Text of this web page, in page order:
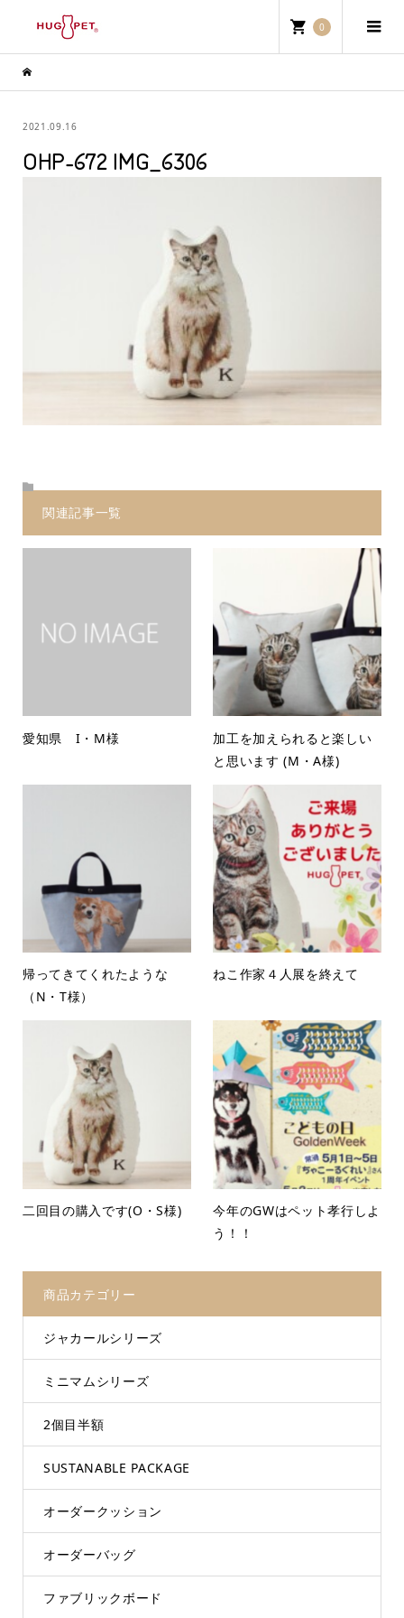
0
2021.09.16
OHP-672 IMG_6306
関連記事一覧
愛知県 I・M様
加工を加えられると楽しい
と思います (M・A様)
帰ってきてくれたような
（N・T様）
ねこ作家４人展を終えて
二回目の購入です(O・S様)
今年のGWはペット孝行しよ
う！！
商品カテゴリー
ジャカールシリーズ
ミニマムシリーズ
2個目半額
SUSTANABLE PACKAGE
オーダークッション
オーダーバッグ
ファブリックボード